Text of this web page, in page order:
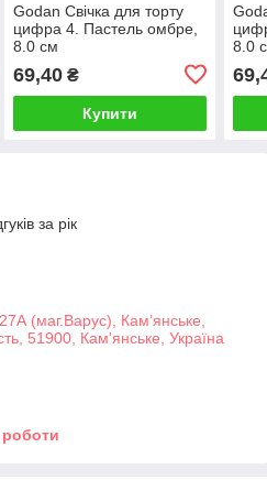
Godan Свічка для торту
цифра 4. Пастель омбре,
8.0 см
69,40₴
Купити
8.0
за рік
(маг.Варус), Кам’янське,
51900, Кам'янське, Україна
роботи